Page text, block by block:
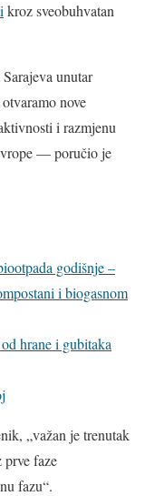
kroz sveobuhvatan
unutar
nove
i razmjenu
— poručio je
godišnje –
i biogasnom
hrane i gubitaka
„važan je trenutak
prve faze
fazu“.